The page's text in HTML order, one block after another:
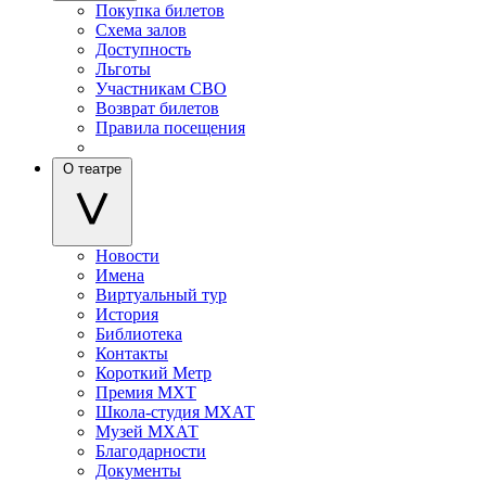
Покупка билетов
Схема залов
Доступность
Льготы
Участникам СВО
Возврат билетов
Правила посещения
О театре
Новости
Имена
Виртуальный тур
История
Библиотека
Контакты
Короткий Метр
Премия МХТ
Школа-студия МХАТ
Музей МХАТ
Благодарности
Документы